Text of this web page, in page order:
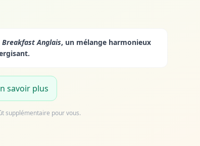
Breakfast Anglais, un mélange harmonieux
savoir plus
supplémentaire pour vous.